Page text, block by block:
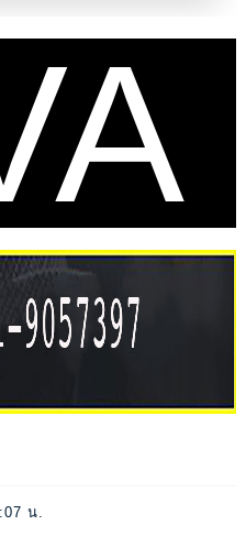
น.